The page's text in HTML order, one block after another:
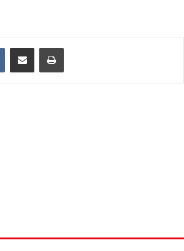
VKontakteE-Posta ile paylaş Yazdır